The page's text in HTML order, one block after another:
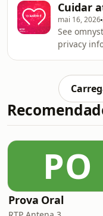
Cuidar
mai 16, 2026
See
privacy
PO
Prova Oral